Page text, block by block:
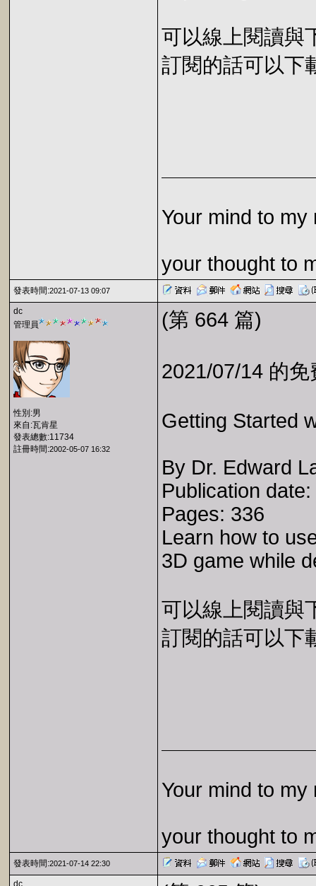
可以線上閱讀與
訂閱的話可以下
Your mind to my
your thought to
發表時間:2021-07-13 09:07
dc
管理員
性別:男
來自:瓦肯星
發表總數:11734
註冊時間:2002-05-07 16:32
(第 664 篇)
2021/07/14 的
Getting Started
By Dr. Edward
Publication
Pages: 336
Learn how to
3D game while
可以線上閱讀與
訂閱的話可以下
Your mind to my
your thought to
發表時間:2021-07-14 22:30
dc